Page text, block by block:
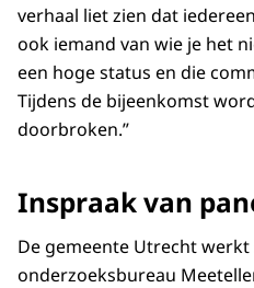
verhaal liet zien dat
ook iemand van wie je het
een hoge status en die
Tijdens de bijeenkomst
doorbroken.”
Inspraak van
De gemeente Utrecht
onderzoeksbureau